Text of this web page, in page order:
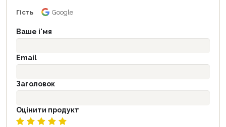
Гість Google
Ваше і'мя
Email
Заголовок
Оцінити продукт